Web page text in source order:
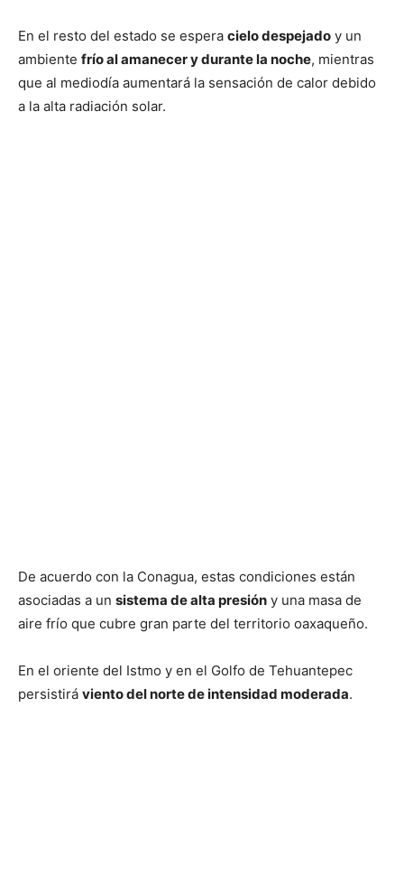
En el resto del estado se espera cielo despejado y un
ambiente frío al amanecer y durante la noche, mientras
que al mediodía aumentará la sensación de calor debido
a la alta radiación solar.
De acuerdo con la Conagua, estas condiciones están
asociadas a un sistema de alta presión y una masa de
aire frío que cubre gran parte del territorio oaxaqueño.
En el oriente del Istmo y en el Golfo de Tehuantepec
persistirá viento del norte de intensidad moderada.